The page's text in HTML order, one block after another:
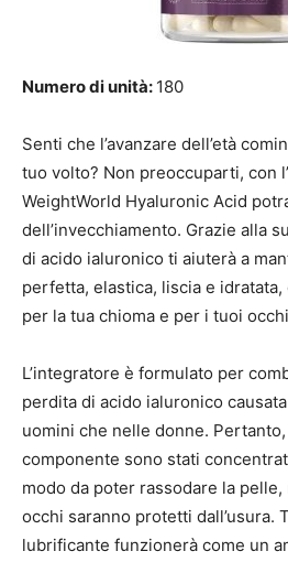
Numero di unità: 180
Senti che l’avanzare dell’età
tuo volto? Non preoccuparti, con
WeightWorld Hyaluronic Acid
dell’invecchiamento. Grazie alla
di acido ialuronico ti aiuterà a
perfetta, elastica, liscia e
per la tua chioma e per i tuoi
L’integratore è formulato per
perdita di acido ialuronico causata
uomini che nelle donne.
componente sono stati
modo da poter rassodare la
occhi saranno protetti dall’usura.
lubrificante funzionerà come un